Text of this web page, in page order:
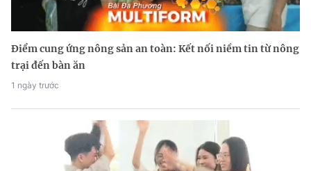
Điểm cung ứng nông sản an toàn: Kết nối niềm tin từ nông
trại đến bàn ăn
1 ngày trước